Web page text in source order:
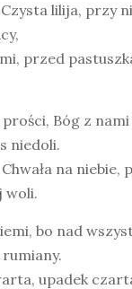
lilija, przy
przed
Bóg z nami
niedoli.
na niebie,
woli.
bo nad
upadek